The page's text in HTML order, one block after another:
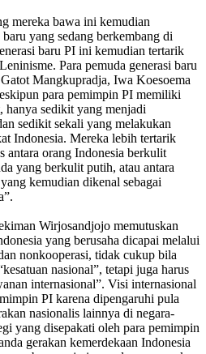
mereka bawa ini kemudian
yang sedang berkembang di
baru PI ini kemudian tertarik
Para pemuda generasi baru
Mangkupradja, Iwa Koesoema
para pemimpin PI memiliki
hanya sedikit yang menjadi
sedikit sekali yang melakukan
Indonesia. Mereka lebih tertarik
antara orang Indonesia berkulit
yang berkulit putih, atau antara
kemudian dikenal sebagai
Wirjosandjojo memutuskan
yang berusaha dicapai melalui
nonkooperasi, tidak cukup bila
nasional”, tetapi juga harus
internasional”. Visi internasional
PI karena dipengaruhi pula
nasionalis lainnya di negara-
yang disepakati oleh para pemimpin
gerakan kemerdekaan Indonesia